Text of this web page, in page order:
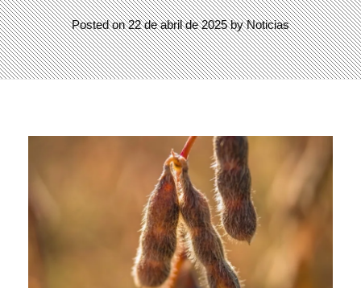
Posted on 22 de abril de 2025 by Noticias